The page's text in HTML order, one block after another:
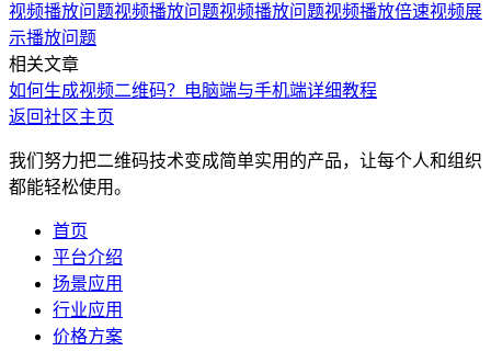
视频播放问题视频播放问题视频播放问题视频播放倍速视频展
示播放问题
相关文章
如何生成视频二维码？电脑端与手机端详细教程
返回社区主页
我们努力把二维码技术变成简单实用的产品，让每个人和组织
都能轻松使用。
首页
平台介绍
场景应用
行业应用
价格方案